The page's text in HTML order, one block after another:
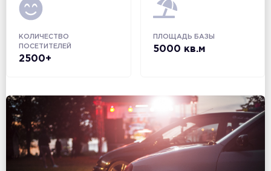
КОЛИЧЕСТВО
ПОСЕТИТЕЛЕЙ
2500+
ПЛОЩАДЬ БАЗЫ
5000 кв.м